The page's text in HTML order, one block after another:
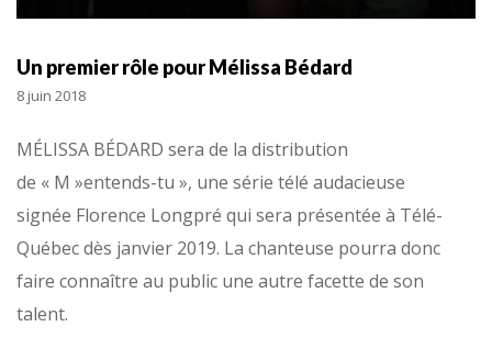
Un premier rôle pour Mélissa Bédard
8 juin 2018
MÉLISSA BÉDARD sera de la distribution
de « M »entends-tu », une série télé audacieuse
signée Florence Longpré qui sera présentée à Télé-
Québec dès janvier 2019. La chanteuse pourra donc
faire connaître au public une autre facette de son
talent.